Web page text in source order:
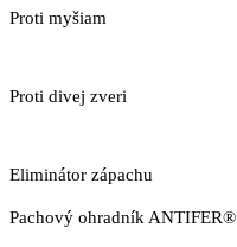
Proti myšiam
Proti divej zveri
Eliminátor zápachu
Pachový ohradník ANTIFER®